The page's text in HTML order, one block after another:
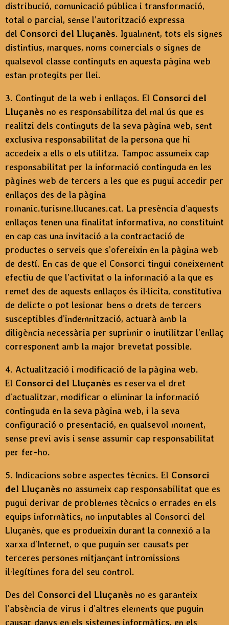
distribució, comunicació pública i transformació,
total o parcial, sense l’autorització expressa
del Consorci del Lluçanès. Igualment, tots els signes
distintius, marques, noms comercials o signes de
qualsevol classe continguts en aquesta pàgina web
estan protegits per llei.
3. Contingut de la web i enllaços. El Consorci del
Lluçanès no es responsabilitza del mal ús que es
realitzi dels continguts de la seva pàgina web, sent
exclusiva responsabilitat de la persona que hi
accedeix a ells o els utilitza. Tampoc assumeix cap
responsabilitat per la informació continguda en les
pàgines web de tercers a les que es pugui accedir per
enllaços des de la pàgina
romanic.turisme.llucanes.cat. La presència d’aquests
enllaços tenen una finalitat informativa, no constituint
en cap cas una invitació a la contractació de
productes o serveis que s’ofereixin en la pàgina web
de destí. En cas de que el Consorci tingui coneixement
efectiu de que l’activitat o la informació a la que es
remet des de aquests enllaços és il·lícita, constitutiva
de delicte o pot lesionar bens o drets de tercers
susceptibles d’indemnització, actuarà amb la
diligència necessària per suprimir o inutilitzar l’enllaç
corresponent amb la major brevetat possible.
4. Actualització i modificació de la pàgina web.
El Consorci del Lluçanès es reserva el dret
d’actualitzar, modificar o eliminar la informació
continguda en la seva pàgina web, i la seva
configuració o presentació, en qualsevol moment,
sense previ avis i sense assumir cap responsabilitat
per fer-ho.
5. Indicacions sobre aspectes tècnics. El Consorci
del Lluçanès no assumeix cap responsabilitat que es
pugui derivar de problemes tècnics o errades en els
equips informàtics, no imputables al Consorci del
Lluçanès, que es produeixin durant la connexió a la
xarxa d’Internet, o que puguin ser causats per
terceres persones mitjançant intromissions
il·legítimes fora del seu control.
Des del Consorci del Lluçanès no es garanteix
l’absència de virus i d’altres elements que puguin
causar danys en els sistemes informàtics, en els